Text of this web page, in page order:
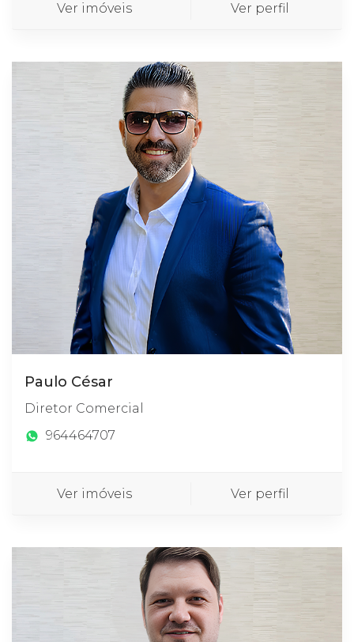
Ver imóveis Ver perfil
Paulo César
Diretor Comercial
964464707
Ver imóveis Ver perfil